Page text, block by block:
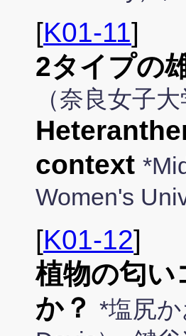
[K01-11]
2タイプの
（奈良女子大
context
Women's
[K01-12]
植物の匂
か？ *塩尻